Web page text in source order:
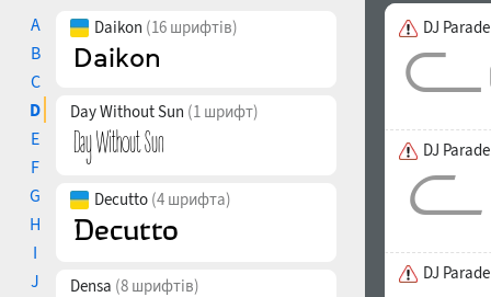
A
B
C
D
E
F
G
H
I
J
Daikon (16 шрифтів)
Day Without Sun (1 шрифт)
Decutto (4 шрифта)
Densa (8 шрифтів)
DJ
DJ
DJ